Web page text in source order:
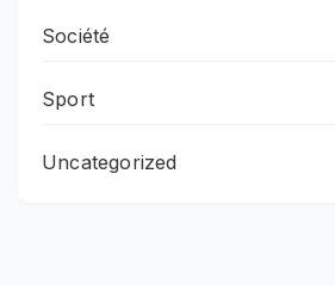
Société
Sport
Uncategorized